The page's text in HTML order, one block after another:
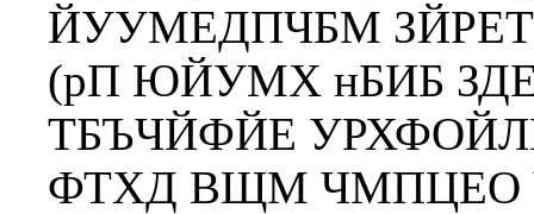
ЙУУМЕДПЧБМ
(рП ЮЙУМХ нБИБ
ТБЪЧЙФЙЕ
ФТХД ВЩМ ЧМПЦЕО